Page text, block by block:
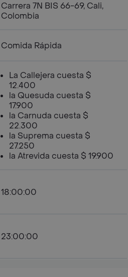
Carrera 7N BIS 66-69, Cali,
Colombia
Comida Rápida
La Callejera cuesta $
12.400
la Quesuda cuesta $
17.900
la Carnuda cuesta $
22.300
la Suprema cuesta $
27.250
la Atrevida cuesta $ 19.900
18:00:00
23:00:00